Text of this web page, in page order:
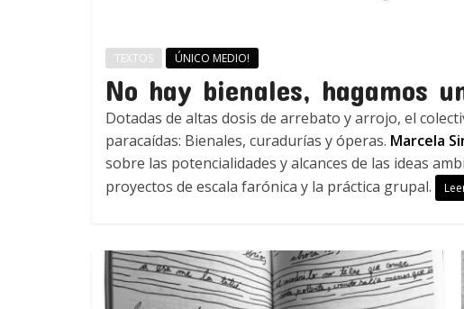
TEXTOS ÚNICO MEDIO!
No hay bienales, hagamos
Dotadas de altas dosis de arrebato y arrojo, el
paracaídas: Bienales, curadurías y óperas. Marcela
sobre las potencialidades y alcances de las ideas
proyectos de escala farónica y la práctica grupal.